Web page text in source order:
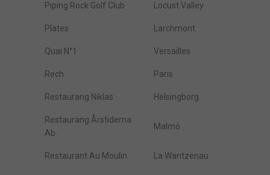
Piping Rock Golf Club Locust Valley
Plates Larchmont
Quai N°1 Versailles
Rech Paris
Restaurang Niklas Helsingborg
Restaurang Årstiderna
Ab.
Malmö
Restaurant Au Moulin La Wantzenau